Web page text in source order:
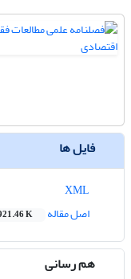
فایل ها
اصل مقاله
K
هم رسانی